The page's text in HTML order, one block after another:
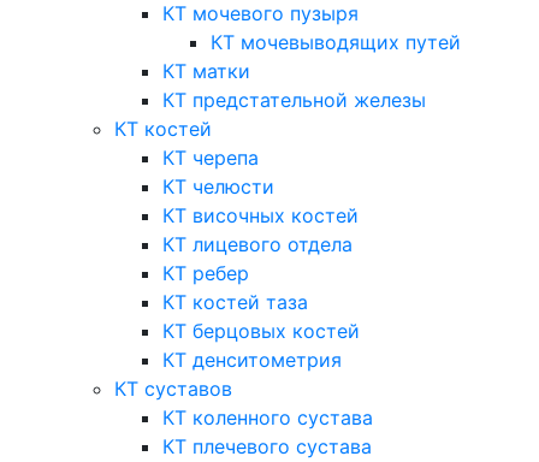
КТ мочевого пузыря
КТ мочевыводящих путей
КТ матки
КТ предстательной железы
КТ костей
КТ черепа
КТ челюсти
КТ височных костей
КТ лицевого отдела
КТ ребер
КТ костей таза
КТ берцовых костей
КТ денситометрия
КТ суставов
КТ коленного сустава
КТ плечевого сустава